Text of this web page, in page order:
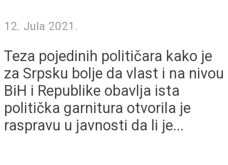
12. Jula 2021.
Teza pojedinih političara kako je
za Srpsku bolje da vlast i na nivou
BiH i Republike obavlja ista
politička garnitura otvorila je
raspravu u javnosti da li je...